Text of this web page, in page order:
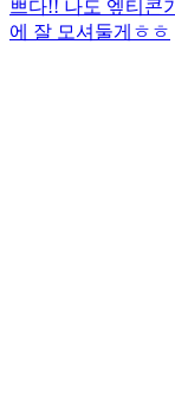
쁘다!! 나도 엪티콘
에 잘 모셔둘게ㅎㅎ